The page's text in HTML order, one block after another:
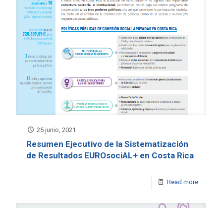
25 junio, 2021
Resumen Ejecutivo de la Sistematización
de Resultados EUROsociAL+ en Costa Rica
Read more